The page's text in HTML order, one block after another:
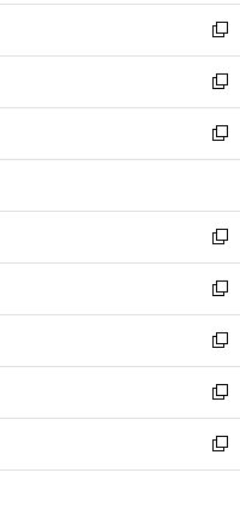
く
ウ
で
開
く
ン
ド
ウ
で
開
く
ウ
ィ
ン
ド
ウ
で
開
し
い
ウ
ィ
ン
ド
ウ
開
く
新
し
い
ウ
ィ
ン
ウ
で
開
く
新
し
い
ウ
ン
ド
ウ
で
開
く
新
し
ウ
ィ
ン
ド
ウ
で
開
く
新
し
い
ウ
ィ
ン
ド
ウ
で
開
新
し
い
ウ
ィ
ン
ド
ウ
新
し
い
ウ
ィ
ン
新
し
い
ウ
新
し